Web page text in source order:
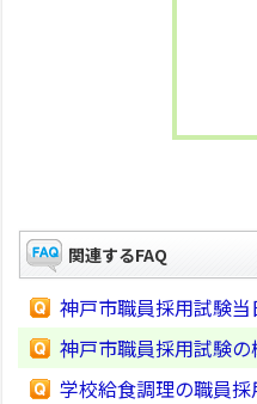
関連するFAQ
神戸市職員採用試験
神戸市職員採用試験
学校給食調理の職員採